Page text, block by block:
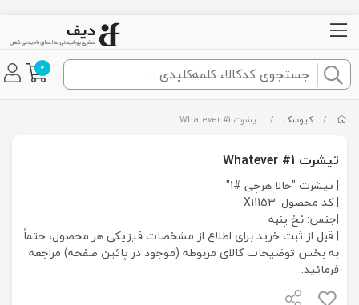
... ...
0
/ کیوسک / تیشرت Whatever #1
تیشرت Whatever #1
| تیشرت "حالا هرچی #1"
| کد محصول: X11153
|جنس: نخ-پنبه
| قبل از ثبت خرید برای اطلاع از مشخصات فیزیکی هر محصول، حتماً
به بخش توضیحات کالای مربوطه (موجود در پائین صفحه) مراجعه
فرمائید.